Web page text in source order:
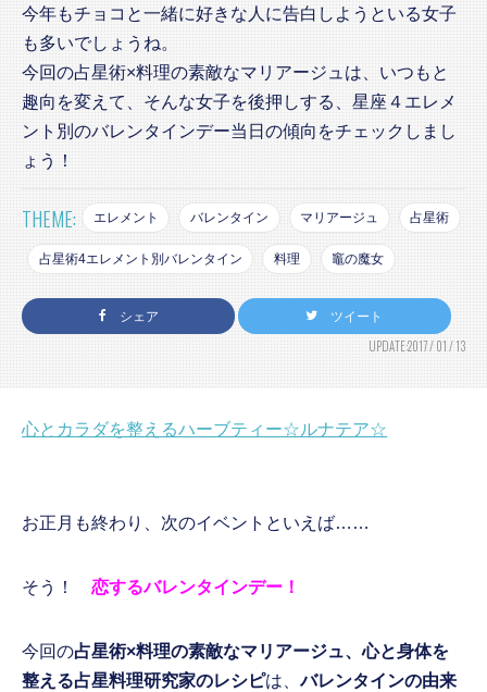
今年もチョコと一緒に好きな人に告白しようといる女子
も多いでしょうね。
今回の占星術×料理の素敵なマリアージュは、いつもと
趣向を変えて、そんな女子を後押しする、星座４エレメ
ント別のバレンタインデー当日の傾向をチェックしまし
ょう！
THEME: エレメント バレンタイン マリアージュ 占星術
占星術4エレメント別バレンタイン 料理 竈の魔女
シェア ツイート
UPDATE:2017 / 01 / 13
心とカラダを整えるハーブティー☆ルナテア☆
お正月も終わり、次のイベントといえば……
そう！恋するバレンタインデー！
今回の占星術×料理の素敵なマリアージュ、心と身体を
整える占星料理研究家のレシピは、バレンタインの由来